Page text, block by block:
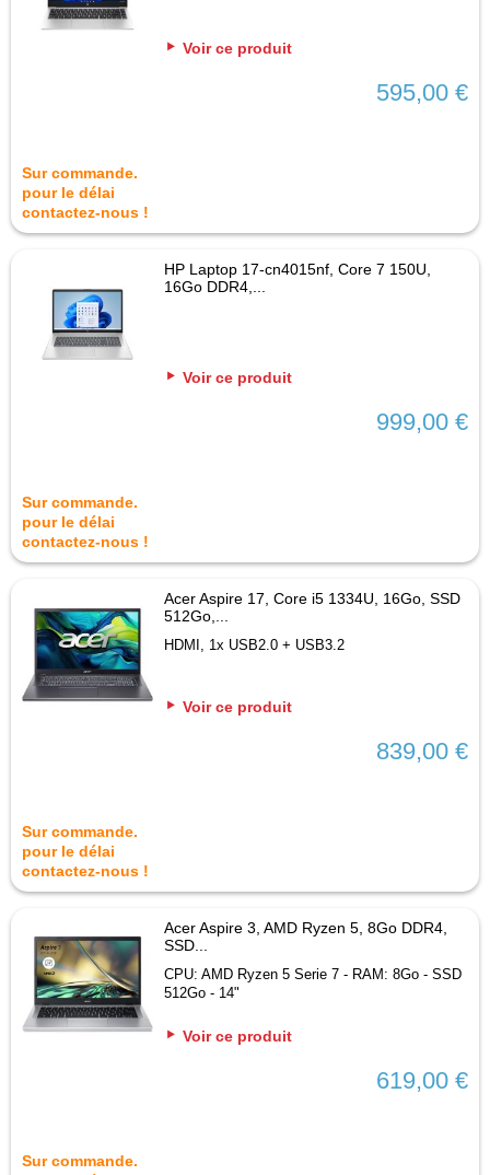
Voir ce produit
595,00 €
Sur commande.
pour le délai
contactez-nous !
HP Laptop 17-cn4015nf, Core 7 150U,
16Go DDR4,...
Voir ce produit
999,00 €
Sur commande.
pour le délai
contactez-nous !
Acer Aspire 17, Core i5 1334U, 16Go, SSD
512Go,...
HDMI, 1x USB2.0 + USB3.2
Voir ce produit
839,00 €
Sur commande.
pour le délai
contactez-nous !
Acer Aspire 3, AMD Ryzen 5, 8Go DDR4,
SSD...
CPU: AMD Ryzen 5 Serie 7 - RAM: 8Go - SSD
512Go - 14"
Voir ce produit
619,00 €
Sur commande.